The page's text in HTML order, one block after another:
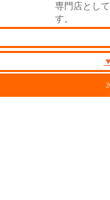
専門店とし
す。